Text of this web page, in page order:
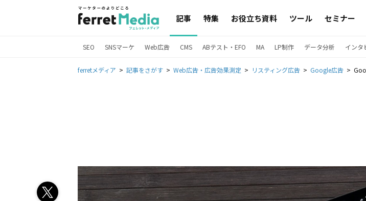
記事 特集 お役立ち資料 ツール セミナー
SEO SNSマーケ Web広告 CMS ABテスト・EFO MA LP制作 データ分析 インタ
ferretメディア 記事をさがす Web広告・広告効果測定 リスティング広告 Google広告